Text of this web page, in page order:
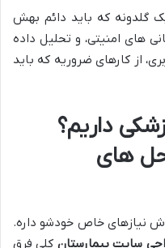
گلدونه که باید دائم بهش
های امنیتی، و تحلیل داده
از کارهای ضروریه که باید
داریم؟
حل های
ش نیازهای خاص خودشو داره.
سایت بیمارستان کلی فرق